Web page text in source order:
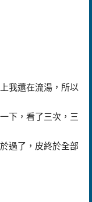
我還在流湯，所以
下，看了三次，三
過了，皮終於全部